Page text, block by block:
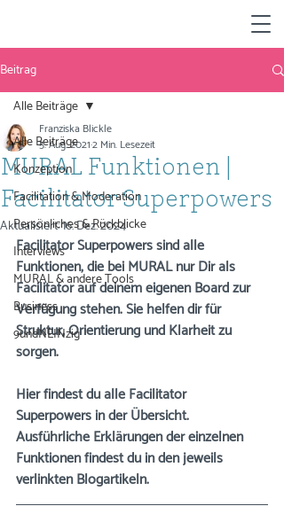
Beitrag
Alle Beiträge
Konzeption
Facilitation & Moderation
Persönliches & Rückblicke
Interviews
MURAL & andere Tools
Business
9undNEINzig
Alle Beiträge
MURAL Funktionen |
Facilitator Superpowers
Franziska Blickle
5. Aug. 20212 Min. Lesezeit
Aktualisiert:16. Dez. 2024
Facilitator Superpowers sind alle
Funktionen, die bei MURAL nur Dir als
Facilitator auf deinem eigenen Board zur
Verfügung stehen. Sie helfen dir für
Struktur, Orientierung und Klarheit zu
sorgen.
Hier findest du alle Facilitator
Superpowers in der Übersicht.
Ausführliche Erklärungen der einzelnen
Funktionen findest du in den jeweils
verlinkten Blogartikeln.